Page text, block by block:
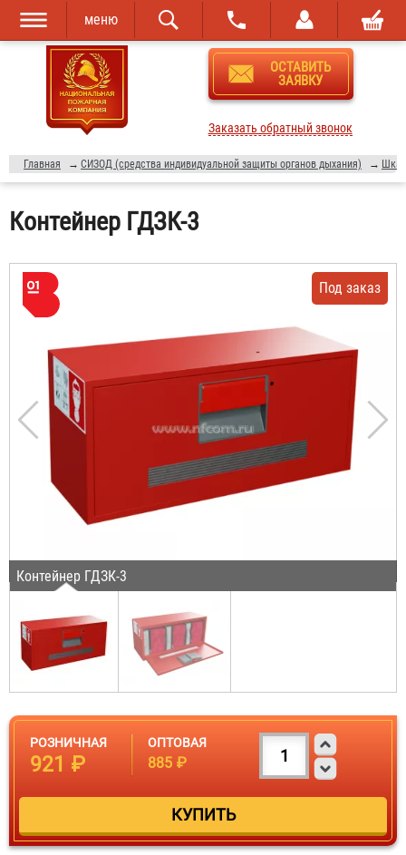
Перейти к
основному
содержанию
Skip to
navigation
меню
ОСТАВИТЬ
ЗАЯВКУ
Заказать обратный звонок
Главная → СИЗОД (средства индивидуальной защиты органов дыхания) →
Контейнер ГДЗК-3
Контейнер ГДЗК-3
Под заказ
РОЗНИЧНАЯ
921 ₽
ОПТОВАЯ
885 ₽